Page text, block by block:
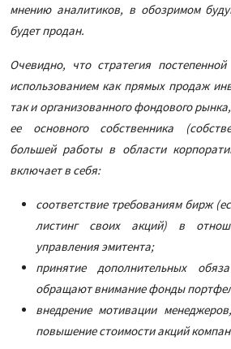
мнению аналитиков, в обозримом
будет продан.
Очевидно, что стратегия
использованием как прямых продаж
так и организованного фондового
ее основного собственника
большей работы в области
включает в себя:
соответствие требованиям бирж
листинг своих акций) в
управления эмитента;
принятие дополнительных
обращают внимание фонды
внедрение мотивации
повышение стоимости акций